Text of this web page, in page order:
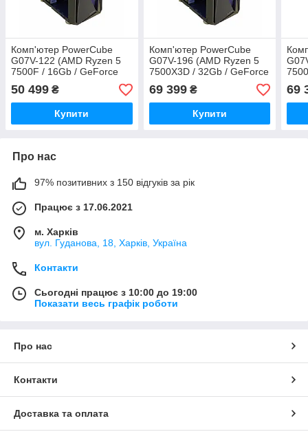
Комп'ютер PowerCube
G07V-122 (AMD Ryzen 5
7500F / 16Gb / GeForce
RTX 4060 8GB / SSD
512Gb / 500W / USB 3.2)
50 499 ₴
Купити
Комп'ютер PowerCube
G07V-196 (AMD Ryzen 5
7500X3D / 32Gb / GeForce
RTX 4060 8GB / SSD 1Tb /
500W / USB 3.2)
69 399₴
Купити
69
Про нас
97% позитивних з 150 відгуків за рік
Працює з 17.06.2021
м. Харків
вул. Гуданова, 18, Харків, Україна
Контакти
Сьогодні працює з 10:00 до 19:00
Показати весь графік роботи
Про нас
Контакти
Доставка та оплата